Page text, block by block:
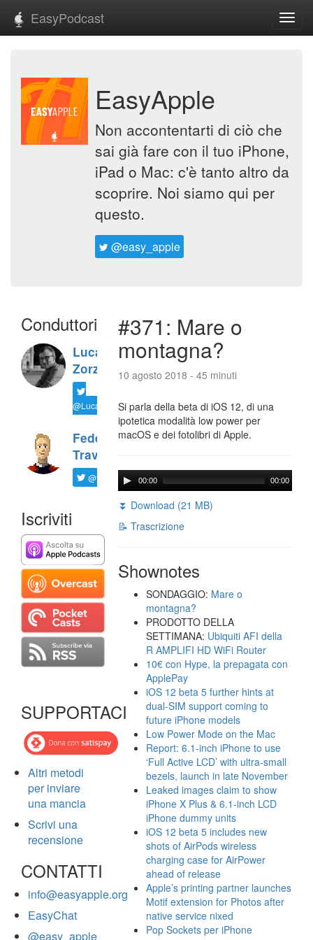
EasyPodcast
EasyApple
Non accontentarti di ciò che
sai già fare con il tuo iPhone,
iPad o Mac: c'è tanto altro da
scoprire. Noi siamo qui per
questo.
@easy_apple
Conduttori
Luca
Zorzi
@LucaTNT
Federico
Travaini
@ftrava
Iscriviti
SUPPORTACI
Altri metodi
per inviare
una mancia
Scrivi una
recensione
CONTATTI
info@easyapple.org
EasyChat
@easy_apple
#371: Mare o
montagna?
10 agosto 2018 - 45 minuti
Si parla della beta di iOS 12, di una
ipotetica modalità low power per
macOS e dei fotolibri di Apple.
00:00 00:00
⏬ Download (21 MB)
📝 Trascrizione
Shownotes
SONDAGGIO: Mare o
montagna?
PRODOTTO DELLA
SETTIMANA: Ubiquiti AFI della
R AMPLIFI HD WiFi Router
10€ con Hype, la prepagata con
ApplePay
iOS 12 beta 5 further hints at
dual-SIM support coming to
future iPhone models
Low Power Mode on the Mac
Report: 6.1-inch iPhone to use
‘Full Active LCD’ with ultra-small
bezels, launch in late November
Leaked images claim to show
iPhone X Plus & 6.1-inch LCD
iPhone dummy units
iOS 12 beta 5 includes new
shots of AirPods wireless
charging case for AirPower
ahead of release
Apple’s printing partner launches
Motif extension for Photos after
native service nixed
Pop Sockets per iPhone